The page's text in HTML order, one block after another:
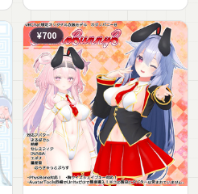
¥700